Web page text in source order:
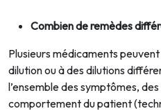
Combien de remèdes
Plusieurs médicaments
dilution ou à des dilutions
l’ensemble des symptômes,
comportement du patient